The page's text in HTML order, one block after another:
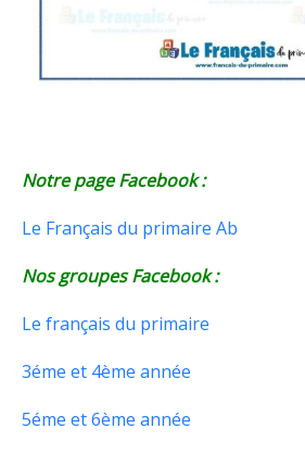
Notre page Facebook :
Le Français du primaire Ab
Nos groupes Facebook :
Le français du primaire
3éme et 4ème année
5éme et 6ème année